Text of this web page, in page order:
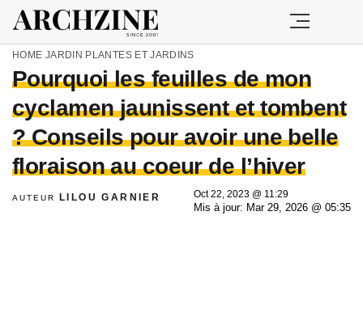
HOME JARDIN PLANTES ET JARDINS
Pourquoi les feuilles de mon
cyclamen jaunissent et tombent
? Conseils pour avoir une belle
floraison au coeur de l’hiver
AUTEUR LILOU GARNIER
Oct 22, 2023 @ 11:29
Mis à jour: Mar 29, 2026 @ 05:35